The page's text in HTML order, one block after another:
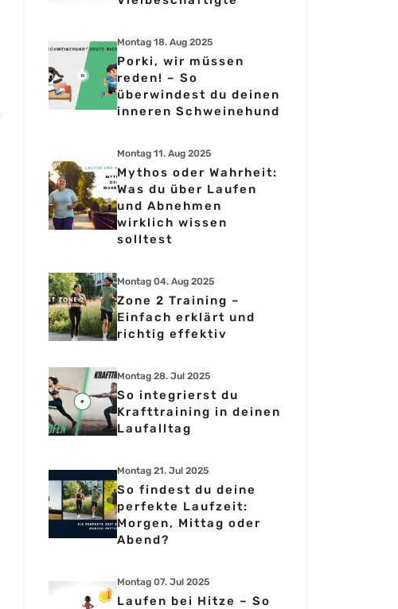
Montag 18. Aug 2025
Porki, wir müssen
reden! – So
überwindest du deinen
inneren Schweinehund
Montag 11. Aug 2025
Mythos oder Wahrheit:
Was du über Laufen
und Abnehmen
wirklich wissen
solltest
Montag 04. Aug 2025
Zone 2 Training –
Einfach erklärt und
richtig effektiv
Montag 28. Jul 2025
So integrierst du
Krafttraining in deinen
Laufalltag
Montag 21. Jul 2025
So findest du deine
perfekte Laufzeit:
Morgen, Mittag oder
Abend?
Montag 07. Jul 2025
Laufen bei Hitze – So